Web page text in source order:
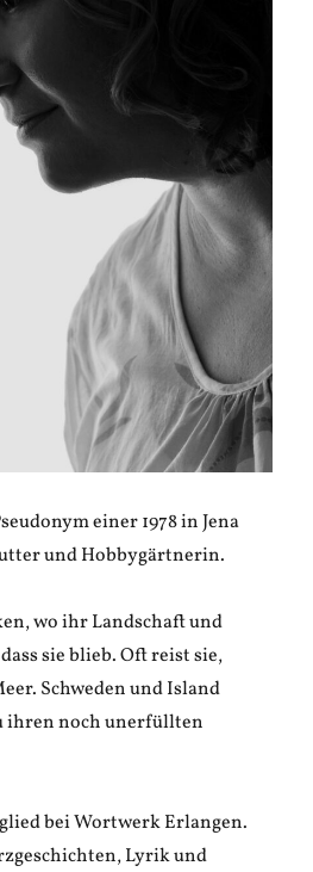
einer 1978 in Jena
und Hobbygärtnerin.
wo ihr Landschaft und
sie blieb. Oft reist sie,
Schweden und Island
ihren noch unerfüllten
bei Wortwerk Erlangen.
Lyrik und